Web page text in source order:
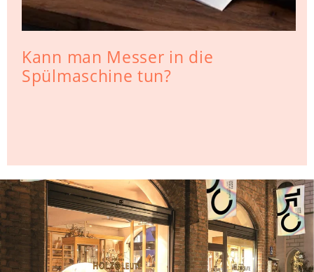
Kann man Messer in die
Spülmaschine tun?